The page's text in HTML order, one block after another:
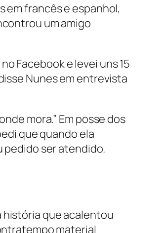
francês e espanhol,
um amigo
Facebook e levei uns 15
Nunes em entrevista
mora.” Em posse dos
que quando ela
pedido ser atendido.
história que acalentou
material